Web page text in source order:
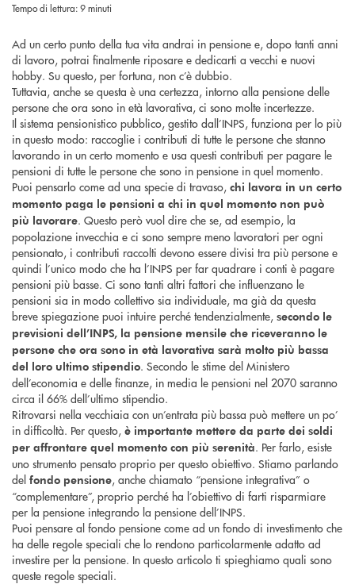
Tempo di lettura: 9 minuti
Ad un certo punto della tua vita andrai in pensione e, dopo tanti anni
di lavoro, potrai finalmente riposare e dedicarti a vecchi e nuovi
hobby. Su questo, per fortuna, non c’è dubbio.
Tuttavia, anche se questa è una certezza, intorno alla pensione delle
persone che ora sono in età lavorativa, ci sono molte incertezze.
Il sistema pensionistico pubblico, gestito dall’INPS, funziona per lo più
in questo modo: raccoglie i contributi di tutte le persone che stanno
lavorando in un certo momento e usa questi contributi per pagare le
pensioni di tutte le persone che sono in pensione in quel momento.
Puoi pensarlo come ad una specie di travaso, chi lavora in un certo
momento paga le pensioni a chi in quel momento non può
più lavorare. Questo però vuol dire che se, ad esempio, la
popolazione invecchia e ci sono sempre meno lavoratori per ogni
pensionato, i contributi raccolti devono essere divisi tra più persone e
quindi l’unico modo che ha l’INPS per far quadrare i conti è pagare
pensioni più basse. Ci sono tanti altri fattori che influenzano le
pensioni sia in modo collettivo sia individuale, ma già da questa
breve spiegazione puoi intuire perché tendenzialmente, secondo le
previsioni dell’INPS, la pensione mensile che riceveranno le
persone che ora sono in età lavorativa sarà molto più bassa
del loro ultimo stipendio. Secondo le stime del Ministero
dell’economia e delle finanze, in media le pensioni nel 2070 saranno
circa il 66% dell’ultimo stipendio.
Ritrovarsi nella vecchiaia con un’entrata più bassa può mettere un po’
in difficoltà. Per questo, è importante mettere da parte dei soldi
per affrontare quel momento con più serenità. Per farlo, esiste
uno strumento pensato proprio per questo obiettivo. Stiamo parlando
del fondo pensione, anche chiamato “pensione integrativa” o
“complementare”, proprio perché ha l’obiettivo di farti risparmiare
per la pensione integrando la pensione dell’INPS.
Puoi pensare al fondo pensione come ad un fondo di investimento che
ha delle regole speciali che lo rendono particolarmente adatto ad
investire per la pensione. In questo articolo ti spieghiamo quali sono
queste regole speciali.